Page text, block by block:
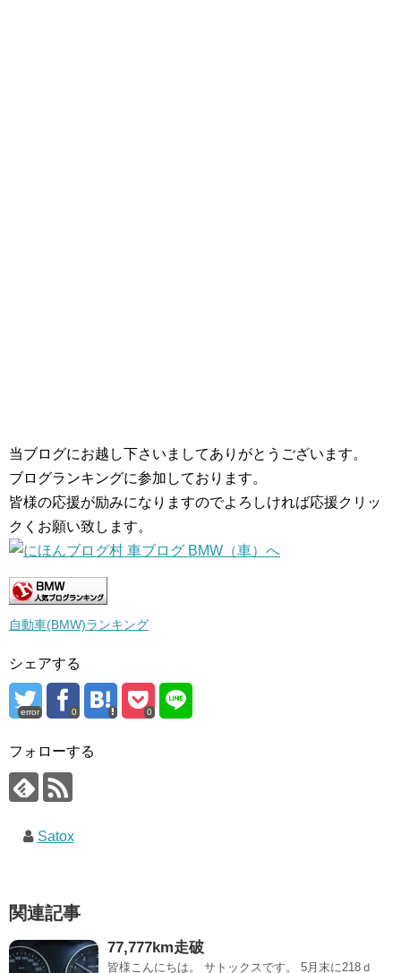
当ブログにお越し下さいましてありがとうございます。
ブログランキングに参加しております。
皆様の応援が励みになりますのでよろしければ応援クリッ
クくお願い致します。
自動車(BMW)ランキング
シェアする
error 0 0
フォローする
Satox
関連記事
77,777km走破
皆様こんにちは。 サトックスです。 5月末に218ｄ